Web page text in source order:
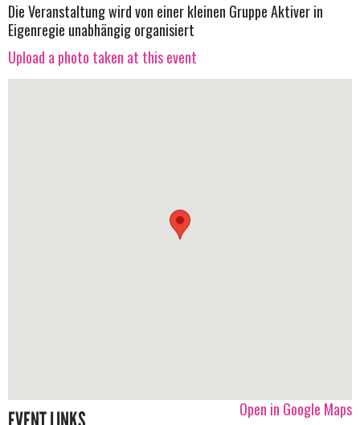
Die Veranstaltung wird von einer kleinen Gruppe Aktiver in
Eigenregie unabhängig organisiert
Upload a photo taken at this event
Open in Google Maps